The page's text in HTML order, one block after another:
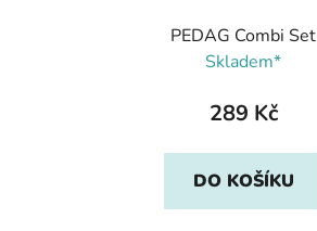
PEDAG Combi Set
Skladem*
289 Kč
DO KOŠÍKU